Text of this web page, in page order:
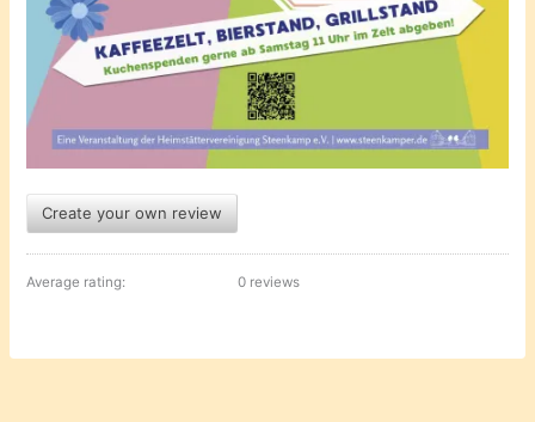
Create your own review
Average rating: 0 reviews